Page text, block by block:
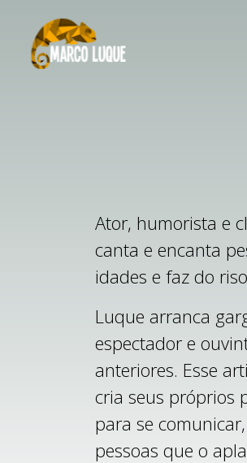
Ator, humorista e
canta e encanta
idades e faz do
Luque arranca
espectador e
anteriores. Esse
cria seus próprios
para se
pessoas que o